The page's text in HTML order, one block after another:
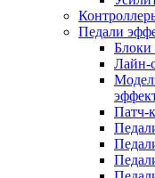
Педали
Блоки
Лайн-
Патч-